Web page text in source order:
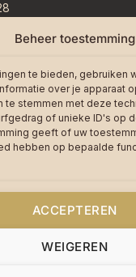
Beheer toestemming
te bieden, gebruiken
over je apparaat
te stemmen met deze
of unieke ID's op
geeft of uw
hebben op bepaalde
ACCEPTEREN
WEIGEREN
reviews op bol.com